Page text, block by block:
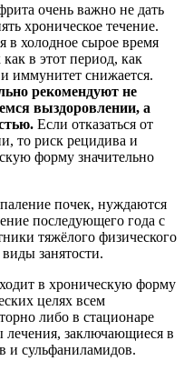
очень важно не дать
хроническое течение.
в холодное сырое время
в этот период, как
иммунитет снижается.
рекомендуют не
выздоровлении, а
Если отказаться от
то риск рецидива и
форму значительно
почек, нуждаются
последующего года с
тяжёлого физического
виды занятости.
в хроническую форму
целях всем
либо в стационаре
лечения, заключающиеся в
и сульфаниламидов.